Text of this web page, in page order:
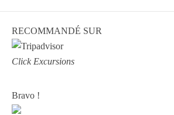
RECOMMANDÉ SUR
Click Excursions
Bravo !